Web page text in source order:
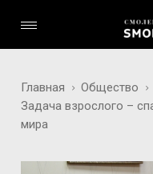
Главная
Общество
Задача взрослого –
мира